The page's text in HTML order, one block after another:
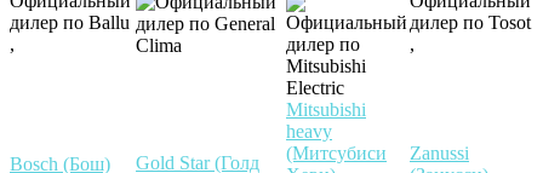
, ,
Bosch (Бош)
Gold Star (Голд
Mitsubishi
heavy
(Митсубиси
Zanussi